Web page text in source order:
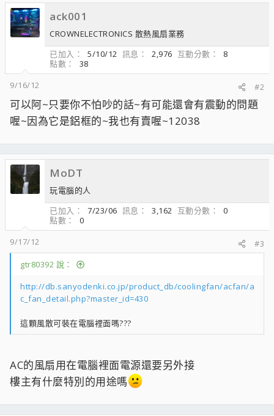
ack001
CROWNELECTRONICS 散熱風扇業務
已加入
5/10/12 訊息 2,976 互動分數
8
點數
38
9/16/12
#2
可以阿~只要你不怕吵的話~有可能還會有震動的問題
喔~因為它是鋁框的~我也有賣喔~12038
MoDT
玩電腦的人
已加入
7/23/06 訊息 3,162 互動分數
0
點數
0
9/17/12
#3
gtr80392 說：
http://db.sanyodenki.co.jp/product_db/coolingfan/acfan/a
c_fan_detail.php?master_id=430
這顆風散可裝在電腦裡面嗎???
AC的風扇用在電腦裡面電源還要另外接
樓主有什麼特別的用途嗎